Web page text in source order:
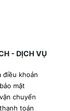
- DỊCH VỤ
điều khoản
mật
chuyển
toán